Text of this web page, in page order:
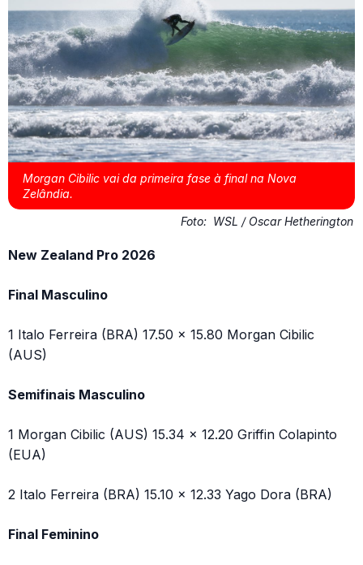
Morgan Cibilic vai da primeira fase à final na Nova
Zelândia.
Foto: WSL / Oscar Hetherington
New Zealand Pro 2026
Final Masculino
1 Italo Ferreira (BRA) 17.50 x 15.80 Morgan Cibilic
(AUS)
Semifinais Masculino
1 Morgan Cibilic (AUS) 15.34 x 12.20 Griffin Colapinto
(EUA)
2 Italo Ferreira (BRA) 15.10 x 12.33 Yago Dora (BRA)
Final Feminino